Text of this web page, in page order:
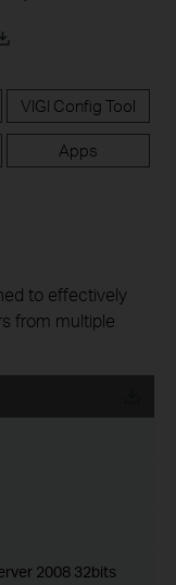
VIGI Config Tool
Apps
to effectively
from multiple
2008 32bits